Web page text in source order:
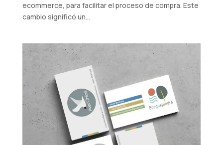
ecommerce, para facilitar el proceso de compra. Este
cambio significó un...